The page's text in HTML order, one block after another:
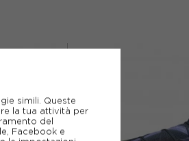
simili. Queste
la tua attività per
del
Facebook e